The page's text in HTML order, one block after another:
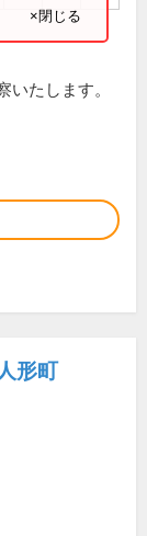
×閉じる
いたします。
形町